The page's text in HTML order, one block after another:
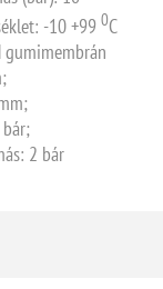
-10 +990C
gumimembrán
2 bár